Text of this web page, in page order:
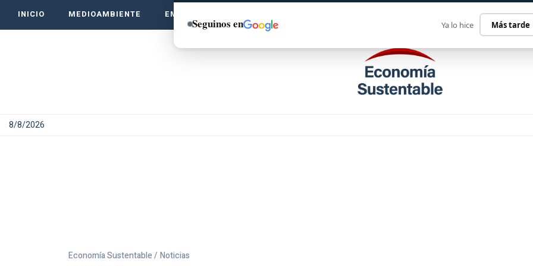
INICIO MEDIOAMBIENTE EMPRENDE VERDE
8/8/2026
Economía Sustentable / Noticias
Seguinos en Ya lo hice Más tarde